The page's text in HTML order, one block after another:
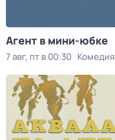
Агент в мини-юбке
7 авг, пт в 00:30 Комедия